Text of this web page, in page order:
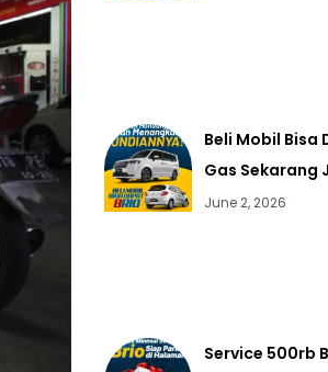
Beli Mobil Bisa
Gas Sekarang
June 2, 2026
Service 500rb